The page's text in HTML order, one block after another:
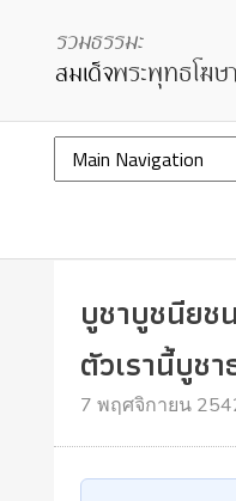
บูชาบูชนียช
ตัวเรานี้บูช
7 พฤศจิกายน